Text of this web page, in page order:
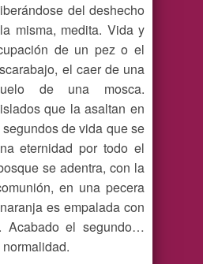
del deshecho
misma, medita. Vida y
de un pez o el
el caer de una
de una mosca.
que la asaltan en
de vida que se
eternidad por todo el
se adentra, con la
en una pecera
es empalada con
Acabado el segundo…